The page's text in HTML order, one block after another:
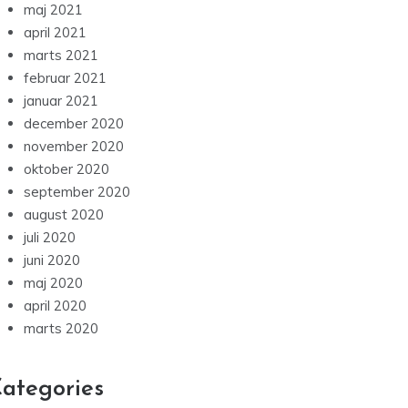
maj 2021
april 2021
marts 2021
februar 2021
januar 2021
december 2020
november 2020
oktober 2020
september 2020
august 2020
juli 2020
juni 2020
maj 2020
april 2020
marts 2020